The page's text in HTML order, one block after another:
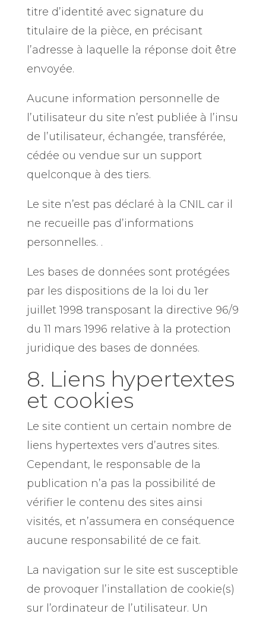
titre d’identité avec signature du
titulaire de la pièce, en précisant
l’adresse à laquelle la réponse doit être
envoyée.
Aucune information personnelle de
l’utilisateur du site n’est publiée à l’insu
de l’utilisateur, échangée, transférée,
cédée ou vendue sur un support
quelconque à des tiers.
Le site n’est pas déclaré à la CNIL car il
ne recueille pas d’informations
personnelles. .
Les bases de données sont protégées
par les dispositions de la loi du 1er
juillet 1998 transposant la directive 96/9
du 11 mars 1996 relative à la protection
juridique des bases de données.
8. Liens hypertextes
et cookies
Le site contient un certain nombre de
liens hypertextes vers d’autres sites.
Cependant, le responsable de la
publication n’a pas la possibilité de
vérifier le contenu des sites ainsi
visités, et n’assumera en conséquence
aucune responsabilité de ce fait.
La navigation sur le site est susceptible
de provoquer l’installation de cookie(s)
sur l’ordinateur de l’utilisateur. Un